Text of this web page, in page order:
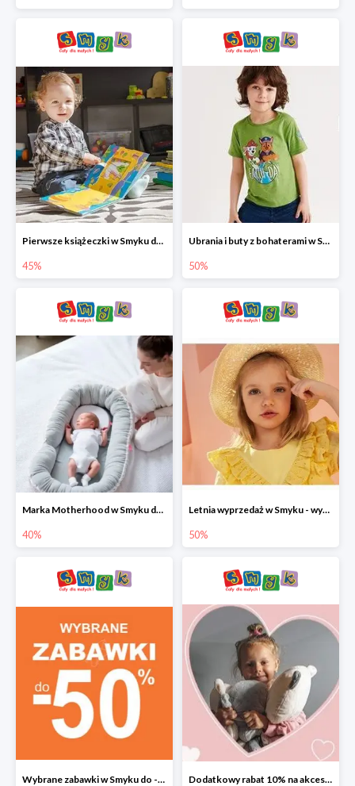
Pierwsze książeczki w Smyku do -45%
45%
Ubrania i buty z bohaterami w Smyku do -50%
50%
Marka Motherhood w Smyku do -40%
40%
Letnia wyprzedaż w Smyku - wybrane ubrania i buty do -50%
50%
Wybrane zabawki w Smyku do -50% Dodatkowy rabat 10% na akcesoria dziecięce